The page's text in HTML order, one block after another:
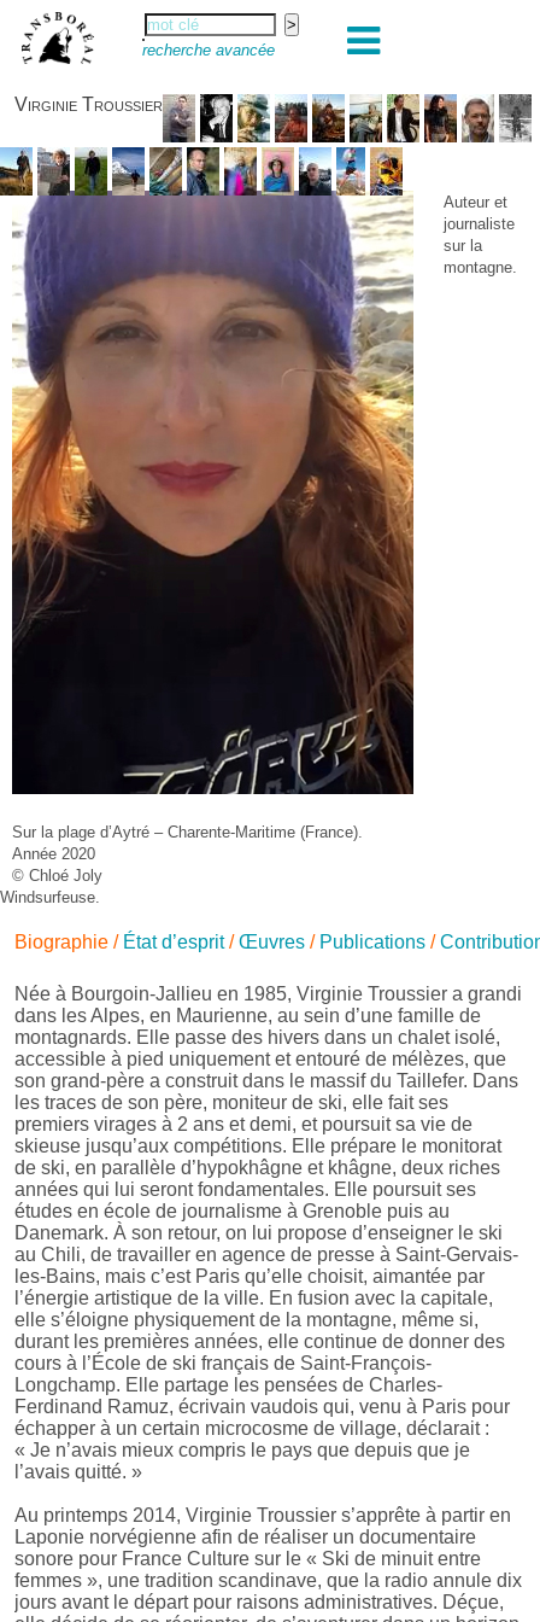
recherche avancée
Virginie Troussier
Sur la plage d’Aytré – Charente-Maritime (France).
Année 2020
© Chloé Joly
Auteur et
journaliste
sur la
montagne.
Windsurfeuse.
Biographie / État d’esprit/Œuvres / Publications /
Née à Bourgoin-Jallieu en 1985, Virginie Troussier a grandi
dans les Alpes, en Maurienne, au sein d’une famille de
montagnards. Elle passe des hivers dans un chalet isolé,
accessible à pied uniquement et entouré de mélèzes, que
son grand-père a construit dans le massif du Taillefer. Dans
les traces de son père, moniteur de ski, elle fait ses
premiers virages à 2 ans et demi, et poursuit sa vie de
skieuse jusqu’aux compétitions. Elle prépare le monitorat
de ski, en parallèle d’hypokhâgne et khâgne, deux riches
années qui lui seront fondamentales. Elle poursuit ses
études en école de journalisme à Grenoble puis au
Danemark. À son retour, on lui propose d’enseigner le ski
au Chili, de travailler en agence de presse à Saint-Gervais-
les-Bains, mais c’est Paris qu’elle choisit, aimantée par
l’énergie artistique de la ville. En fusion avec la capitale,
elle s’éloigne physiquement de la montagne, même si,
durant les premières années, elle continue de donner des
cours à l’École de ski français de Saint-François-
Longchamp. Elle partage les pensées de Charles-
Ferdinand Ramuz, écrivain vaudois qui, venu à Paris pour
échapper à un certain microcosme de village, déclarait :
« Je n’avais mieux compris le pays que depuis que je
l’avais quitté. »
Au printemps 2014, Virginie Troussier s’apprête à partir en
Laponie norvégienne afin de réaliser un documentaire
sonore pour France Culture sur le « Ski de minuit entre
femmes », une tradition scandinave, que la radio annule dix
jours avant le départ pour raisons administratives. Déçue,